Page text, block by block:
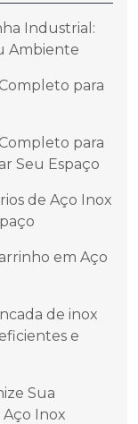
Industrial:
Ambiente
para
para
Seu Espaço
de Aço Inox
em Aço
de inox
e
Sua
Inox